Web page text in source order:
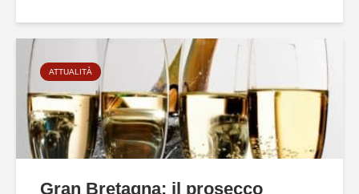
ATTUALITÀ
Gran Bretagna: il prosecco